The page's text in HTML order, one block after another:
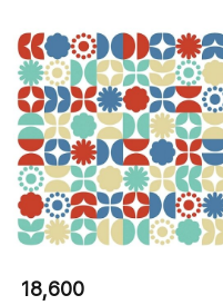
18,600